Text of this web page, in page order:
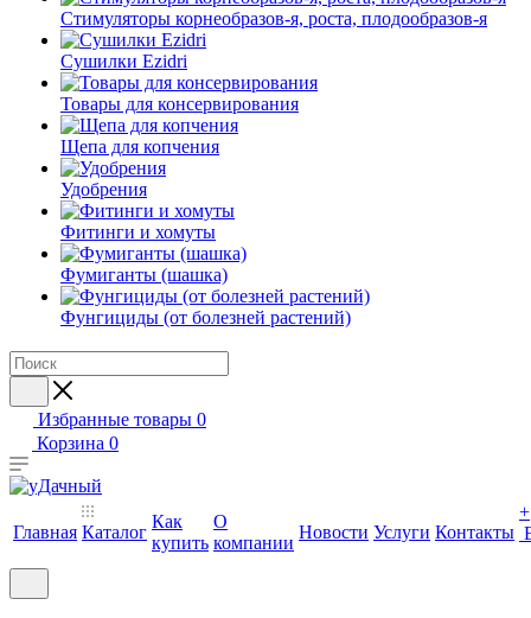
Стимуляторы корнеобразов-я, роста, плодообразов-я
Сушилки Ezidri
Товары для консервирования
Щепа для копчения
Удобрения
Фитинги и хомуты
Фумиганты (шашка)
Фунгициды (от болезней растений)
Избранные товары 0
Корзина 0
Главная Каталог
Как
купить
О
компании
Новости Услуги Контакты
+